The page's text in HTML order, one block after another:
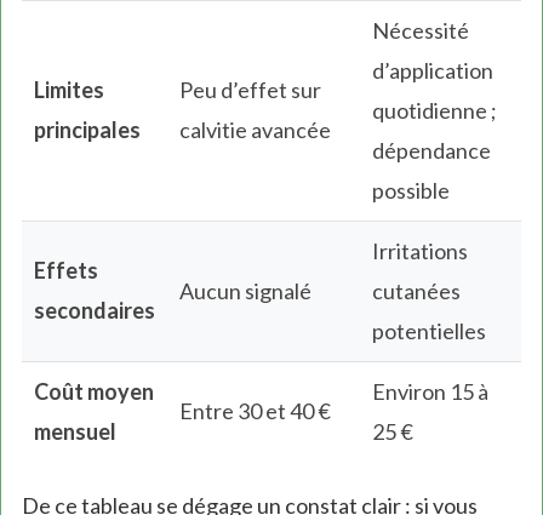
Limites
principales
Peu d’effet sur
calvitie avancée
Nécessité
d’application
quotidienne ;
dépendance
possible
Effets
secondaires
Aucun signalé
Irritations
cutanées
potentielles
Coût moyen
mensuel
Entre 30 et 40 €
Environ 15 à
25 €
De ce tableau se dégage un constat clair : si vous